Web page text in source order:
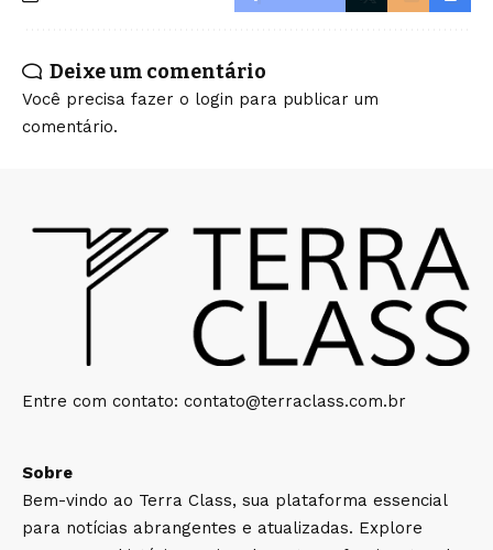
Deixe um comentário
Você precisa fazer o login para publicar um
comentário.
Entre com contato: contato@terraclass.com.br
Sobre
Bem-vindo ao Terra Class, sua plataforma essencial
para notícias abrangentes e atualizadas. Explore